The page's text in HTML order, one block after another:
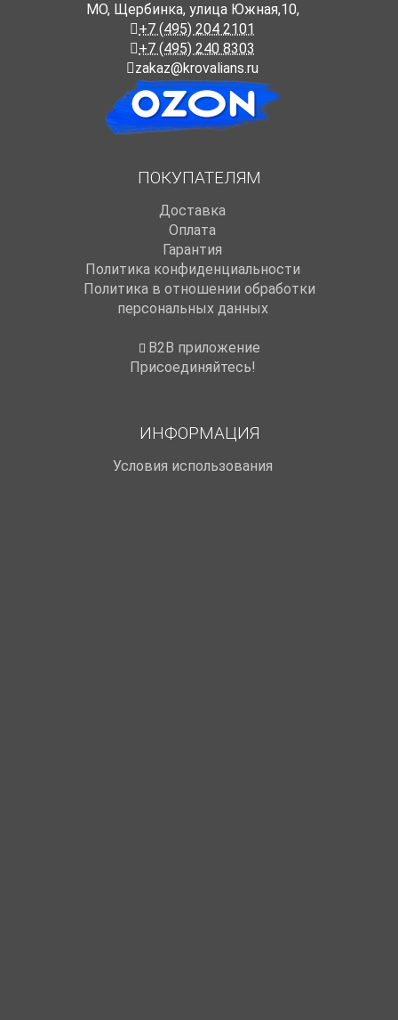
МО, Щербинка, улица Южная,10,
+7 (495) 204 2101
+7 (495) 240 8303
zakaz@krovalians.ru
ПОКУПАТЕЛЯМ
Доставка
Оплата
Гарантия
Политика конфиденциальности
Политика в отношении обработки
персональных данных
B2B приложение
Присоединяйтесь!
ИНФОРМАЦИЯ
Условия использования